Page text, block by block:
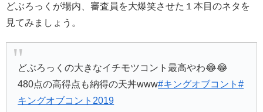
どぶろっくが場内、審査員を大爆笑させた１本目のネタを
見てみましょう。
どぶろっくの大きなイチモツコント最高やわ😂😂
480点の高得点も納得の天丼www#キングオブコント#
キングオブコント2019